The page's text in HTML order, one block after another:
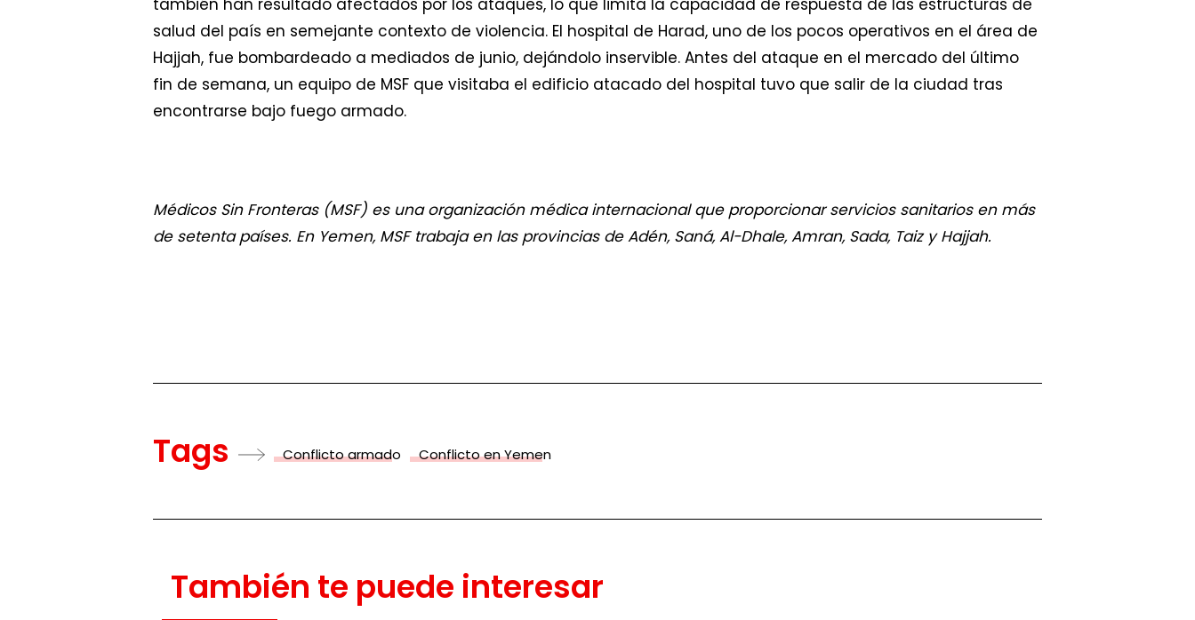
también han resultado afectados por los ataques, lo que limita la capacidad de respuesta de las estructuras de
salud del país en semejante contexto de violencia. El hospital de Harad, uno de los pocos operativos en el área de
Hajjah, fue bombardeado a mediados de junio, dejándolo inservible. Antes del ataque en el mercado del último
fin de semana, un equipo de MSF que visitaba el edificio atacado del hospital tuvo que salir de la ciudad tras
encontrarse bajo fuego armado.
Médicos Sin Fronteras (MSF) es una organización médica internacional que proporcionar servicios sanitarios en más
de setenta países. En Yemen, MSF trabaja en las provincias de Adén, Saná, Al-Dhale, Amran, Sada, Taiz y Hajjah.
Tags Conflicto armado Conflicto en Yemen
También te puede interesar